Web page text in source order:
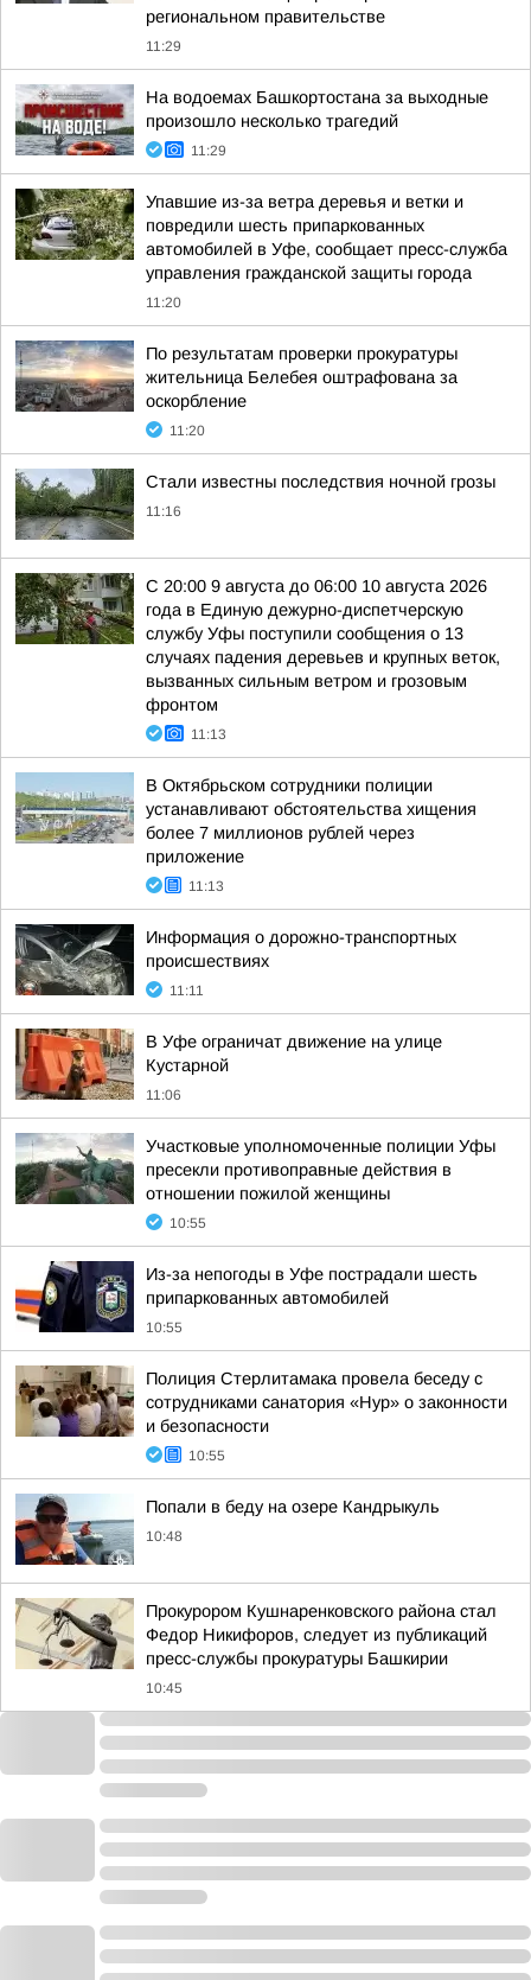
региональном правительстве
11:29
На водоемах Башкортостана за выходные
произошло несколько трагедий
11:29
Упавшие из-за ветра деревья и ветки и
повредили шесть припаркованных
автомобилей в Уфе, сообщает пресс-служба
управления гражданской защиты города
11:20
По результатам проверки прокуратуры
жительница Белебея оштрафована за
оскорбление
11:20
Стали известны последствия ночной грозы
11:16
С 20:00 9 августа до 06:00 10 августа 2026
года в Единую дежурно-диспетчерскую
службу Уфы поступили сообщения о 13
случаях падения деревьев и крупных веток,
вызванных сильным ветром и грозовым
фронтом
11:13
В Октябрьском сотрудники полиции
устанавливают обстоятельства хищения
более 7 миллионов рублей через
приложение
11:13
Информация о дорожно-транспортных
происшествиях
11:11
В Уфе ограничат движение на улице
Кустарной
11:06
Участковые уполномоченные полиции Уфы
пресекли противоправные действия в
отношении пожилой женщины
10:55
Из-за непогоды в Уфе пострадали шесть
припаркованных автомобилей
10:55
Полиция Стерлитамака провела беседу с
сотрудниками санатория «Нур» о законности
и безопасности
10:55
Попали в беду на озере Кандрыкуль
10:48
Прокурором Кушнаренковского района стал
Федор Никифоров, следует из публикаций
пресс-службы прокуратуры Башкирии
10:45